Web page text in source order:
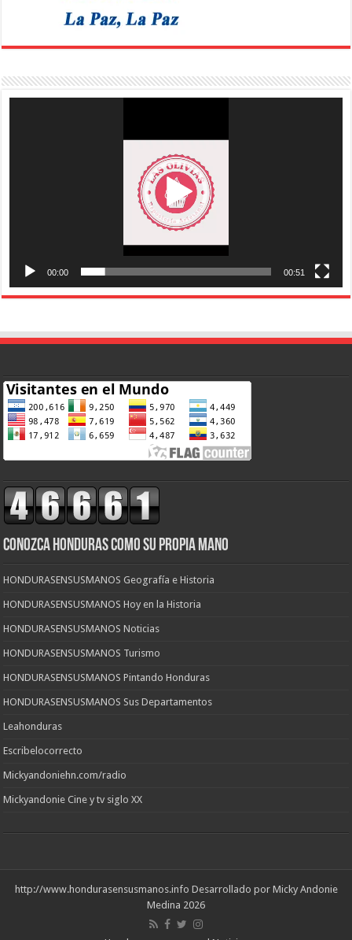
00:00 00:51
CONOZCA HONDURAS COMO SU PROPIA MANO
HONDURASENSUSMANOS Geografía e Historia
HONDURASENSUSMANOS Hoy en la Historia
HONDURASENSUSMANOS Noticias
HONDURASENSUSMANOS Turismo
HONDURASENSUSMANOS Pintando Honduras
HONDURASENSUSMANOS Sus Departamentos
Leahonduras
Escribelocorrecto
Mickyandoniehn.com/radio
Mickyandonie Cine y tv siglo XX
http://www.hondurasensusmanos.info Desarrollado por Micky Andonie
Medina 2026